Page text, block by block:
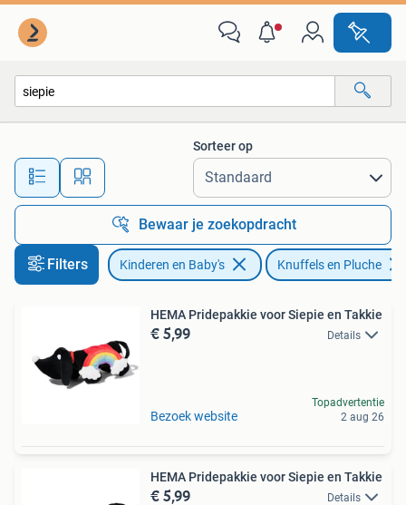
Alle afstanden…
Sorteer op
Bewaar je zoekopdracht
Filters Kinderen en Baby's Knuffels en Pluche
HEMA Pridepakkie voor Siepie en Takkie
€ 5,99 Details
Bezoek website
Topadvertentie
2 aug 26
HEMA Pridepakkie voor Siepie en Takkie
€ 5,99 Details